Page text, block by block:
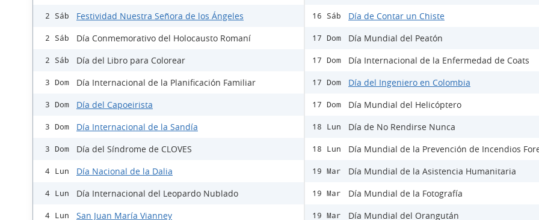
2 Sáb Festividad Nuestra Señora de los Ángeles
2 Sáb Día Conmemorativo del Holocausto Romaní
2 Sáb Día del Libro para Colorear
3 Dom Día Internacional de la Planificación Familiar
3 Dom Día del Capoeirista
3 Dom Día Internacional de la Sandía
3 Dom Día del Síndrome de CLOVES
4 Lun Día Nacional de la Dalia
4 Lun Día Internacional del Leopardo Nublado
4 Lun San Juan María Vianney
16 Sáb Día de Contar un Chiste
17 Dom Día Mundial del Peatón
17 Dom Día Internacional de la Enfermedad de Coats
17 Dom Día del Ingeniero en Colombia
17 Dom Día Mundial del Helicóptero
18 Lun Día de No Rendirse Nunca
18 Lun Día Mundial de la Prevención de Incendios
19 Mar Día Mundial de la Asistencia Humanitaria
19 Mar Día Mundial de la Fotografía
19 Mar Día Mundial del Orangután